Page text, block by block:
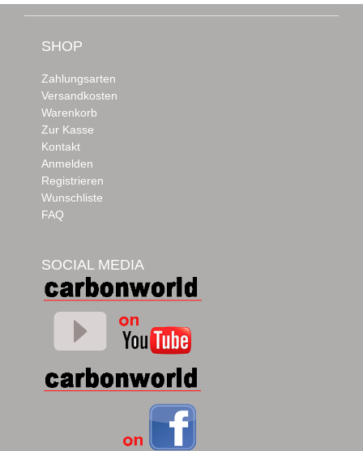
SHOP
Zahlungsarten
Versandkosten
Warenkorb
Zur Kasse
Kontakt
Anmelden
Registrieren
Wunschliste
FAQ
SOCIAL MEDIA